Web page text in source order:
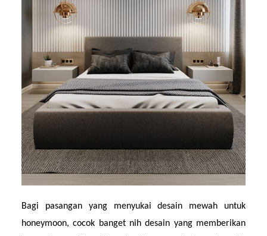
Bagi pasangan yang menyukai desain mewah untuk
honeymoon, cocok banget nih desain yang memberikan